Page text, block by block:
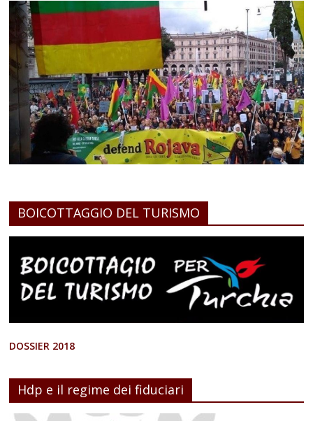
BOICOTTAGGIO DEL TURISMO
DOSSIER 2018
Hdp e il regime dei fiduciari